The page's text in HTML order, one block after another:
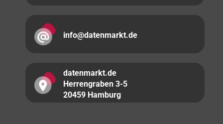
info@datenmarkt.de
datenmarkt.de
Herrengraben 3-5
20459 Hamburg